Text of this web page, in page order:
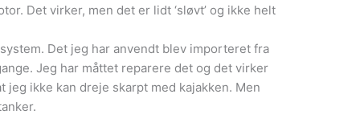
Det virker, men det er lidt ‘sløvt’ og ikke helt
Det jeg har anvendt blev importeret fra
Jeg har måttet reparere det og det virker
jeg ikke kan dreje skarpt med kajakken. Men